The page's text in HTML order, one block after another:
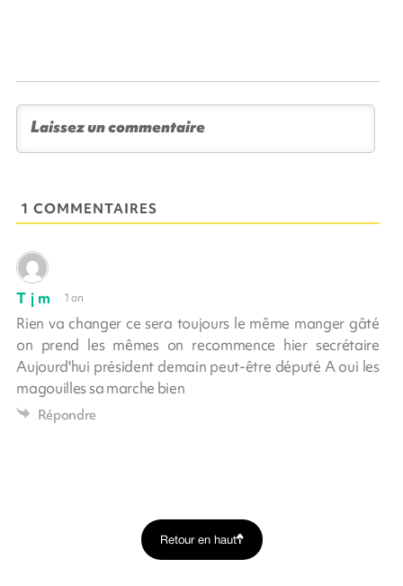
1 COMMENTAIRES
T j m 1 an
Rien va changer ce sera toujours le même manger gâté
on prend les mêmes on recommence hier secrétaire
Aujourd'hui président demain peut-être député A oui les
magouilles sa marche bien
Répondre
Retour en haut